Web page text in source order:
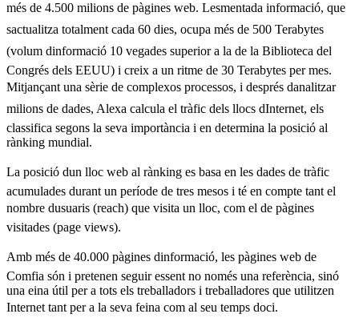
més de 4.500 milions de pàgines web. Lesmentada informació, que
sactualitza totalment cada 60 dies, ocupa més de 500 Terabytes
(volum dinformació 10 vegades superior a la de la Biblioteca del
Congrés dels EEUU) i creix a un ritme de 30 Terabytes per mes.
Mitjançant una sèrie de complexos processos, i després danalitzar
milions de dades, Alexa calcula el tràfic dels llocs dInternet, els
classifica segons la seva importància i en determina la posició al
rànking mundial.
La posició dun lloc web al rànking es basa en les dades de tràfic
acumulades durant un període de tres mesos i té en compte tant el
nombre dusuaris (reach) que visita un lloc, com el de pàgines
visitades (page views).
Amb més de 40.000 pàgines dinformació, les pàgines web de
Comfia són i pretenen seguir essent no només una referència, sinó
una eina útil per a tots els treballadors i treballadores que utilitzen
Internet tant per a la seva feina com al seu temps doci.